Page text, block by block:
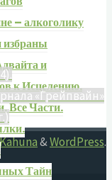
– алкоголику
и
к Исцелению.
Все Части.
Тайн
«Грейпвайн»
&WordPress.